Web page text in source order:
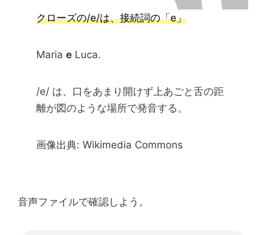
クローズの/e/は、接続詞の「e」
Mariae Luca.
/e/ は、口をあまり開けず上あごと舌の距
離が図のような場所で発音する。
画像出典: Wikimedia Commons
音声ファイルで確認しよう。